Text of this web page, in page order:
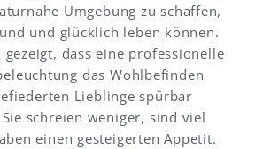
Umgebung zu schaffen,
und glücklich leben können.
gezeigt, dass eine professionelle
das Wohlbefinden
Lieblinge spürbar
schreien weniger, sind viel
einen gesteigerten Appetit.